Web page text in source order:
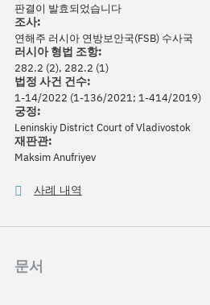
판결이 발효되었습니다
조사:
연해주 러시아 연방보안국(FSB) 수사국
러시아 형법 조항:
282.2 (2), 282.2 (1)
법정 사건 건수:
1-14/2022 (1-136/2021; 1-414/2019)
궁정:
Leninskiy District Court of Vladivostok
재판관:
Maksim Anufriyev
사례 내역
문서